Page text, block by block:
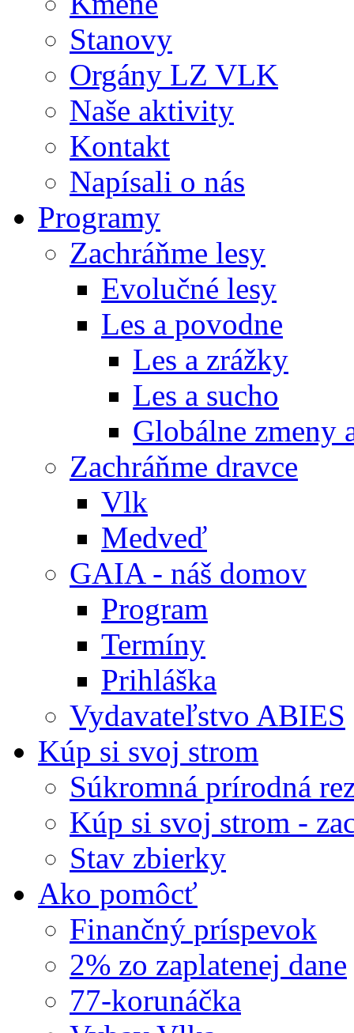
Stanovy
Orgány LZ VLK
Naše aktivity
Kontakt
Napísali o nás
Programy
Zachráňme lesy
Evolučné lesy
Les a povodne
Les a zrážky
Les a sucho
Globálne zmeny
Zachráňme dravce
Vlk
Medveď
GAIA - náš domov
Program
Termíny
Prihláška
Vydavateľstvo ABIES
Kúp si svoj strom
Súkromná prírodná
Kúp si svoj strom -
Stav zbierky
Ako pomôcť
Finančný príspevok
2% zo zaplatenej dane
77-korunáčka